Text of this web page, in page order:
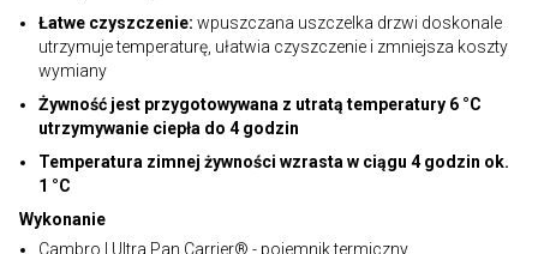
Łatwe czyszczenie: wpuszczana uszczelka drzwi doskonale
utrzymuje temperaturę, ułatwia czyszczenie i zmniejsza koszty
wymiany
Żywność jest przygotowywana z utratą temperatury 6 °C
utrzymywanie ciepła do 4 godzin
Temperatura zimnej żywności wzrasta w ciągu 4 godzin ok.
1 °C
Wykonanie
Cambro | Ultra Pan Carrier® - pojemnik termiczny